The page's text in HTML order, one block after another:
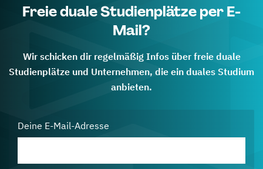
Freie duale Studienplätze per E-
Mail?
Wir schicken dir regelmäßig Infos über freie duale
Studienplätze und Unternehmen, die ein duales Studium
anbieten.
Deine E-Mail-Adresse